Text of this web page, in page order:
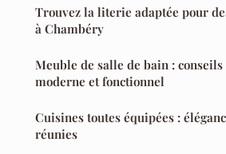
Trouvez la literie adaptée pour
à Chambéry
Meuble de salle de bain : conseils
moderne et fonctionnel
Cuisines toutes équipées :
réunies